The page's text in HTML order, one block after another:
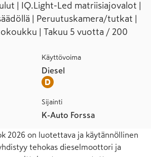
| IQ.Light-Led matriisiajovalot |
| Peruutuskamera/tutkat |
| Takuu 5 vuotta / 200
Käyttövoima
Diesel
Sijainti
K-Auto Forssa
2026 on luotettava ja käytännöllinen
tehokas dieselmoottori ja